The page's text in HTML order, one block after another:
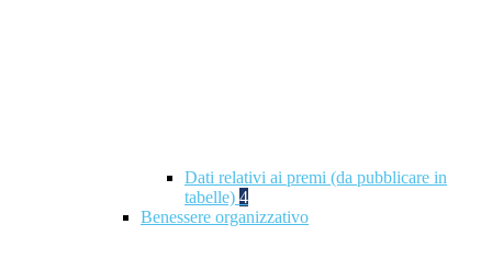
Dati relativi ai premi (da pubblicare in
tabelle) 4
Benessere organizzativo